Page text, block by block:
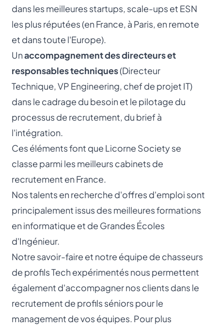
dans les meilleures startups, scale-ups et ESN
les plus réputées (en France, à Paris, en remote
et dans toute l'Europe).
Unaccompagnement des directeurs et
responsables techniques(Directeur
Technique, VP Engineering, chef de projet IT)
dans le cadrage du besoin et le pilotage du
processus de recrutement, du brief à
l'intégration.
Ces éléments font que Licorne Society se
classe parmi les meilleurs cabinets de
recrutement en France.
Nos talents en recherche d'offres d'emploi sont
principalement issus des meilleures formations
en informatique et de Grandes Écoles
d'Ingénieur.
Notre savoir-faire et notre équipe de chasseurs
de profils Tech expérimentés nous permettent
également d'accompagner nos clients dans le
recrutement de profils séniors pour le
management de vos équipes. Pour plus